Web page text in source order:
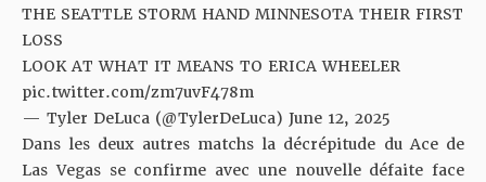
THE SEATTLE STORM HAND MINNESOTA THEIR FIRST
LOSS
LOOK AT WHAT IT MEANS TO ERICA WHEELER
pic.twitter.com/zm7uvF478m
— Tyler DeLuca (@TylerDeLuca) June 12, 2025
Dans les deux autres matchs la décrépitude du Ace de
Las Vegas se confirme avec une nouvelle défaite face